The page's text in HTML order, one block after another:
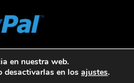
en nuestra web.
desactivarlas en losajustes.